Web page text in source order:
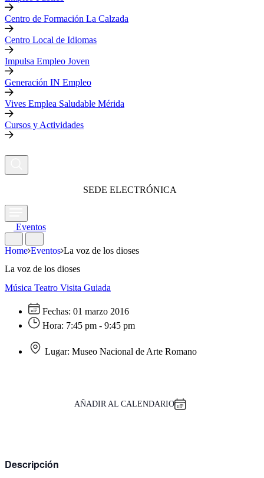
Centro de Formación La Calzada
Centro Local de Idiomas
Impulsa Empleo Joven
Generación IN Empleo
Vives Emplea Saludable Mérida
Cursos y Actividades
SEDE ELECTRÓNICA
Eventos
Home Eventos La voz de los dioses
La voz de los dioses
Música Teatro Visita Guiada
Fechas: 01 marzo 2016
Hora: 7:45 pm - 9:45 pm
Lugar: Museo Nacional de Arte Romano
AÑADIR AL CALENDARIO
Descripción